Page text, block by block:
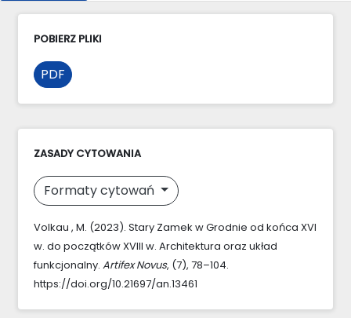
POBIERZ PLIKI
PDF
ZASADY CYTOWANIA
Formaty cytowań
Volkau , M. (2023). Stary Zamek w Grodnie od końca XVI
w. do początków XVIII w. Architektura oraz układ
funkcjonalny. Artifex Novus, (7), 78–104.
https://doi.org/10.21697/an.13461